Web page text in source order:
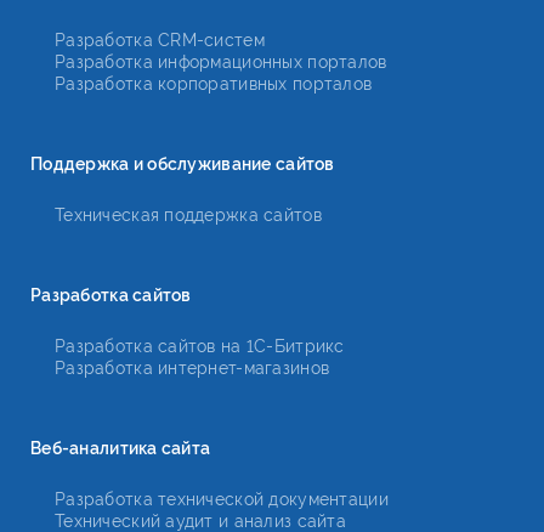
Разработка CRM-систем
Разработка информационных порталов
Разработка корпоративных порталов
Поддержка и обслуживание сайтов
Техническая поддержка сайтов
Разработка сайтов
Разработка сайтов на 1С-Битрикс
Разработка интернет-магазинов
Веб-аналитика сайта
Разработка технической документации
Технический аудит и анализ сайта